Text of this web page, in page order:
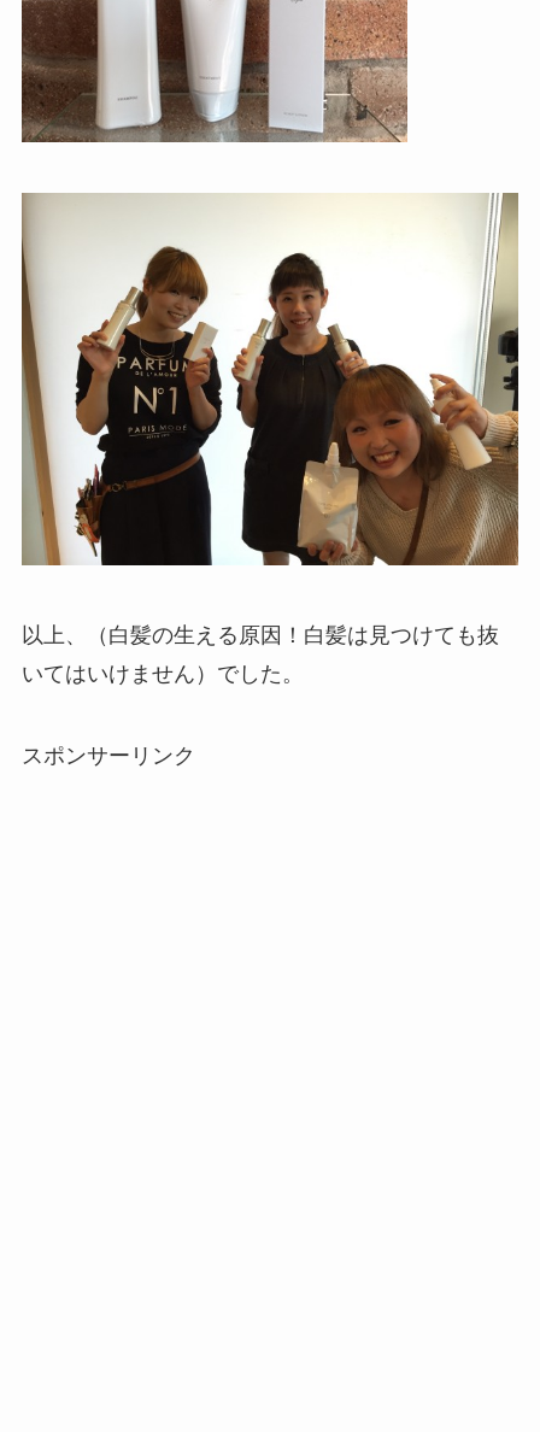
以上、（白髪の生える原因！白髪は見つけても抜
いてはいけません）でした。
スポンサーリンク